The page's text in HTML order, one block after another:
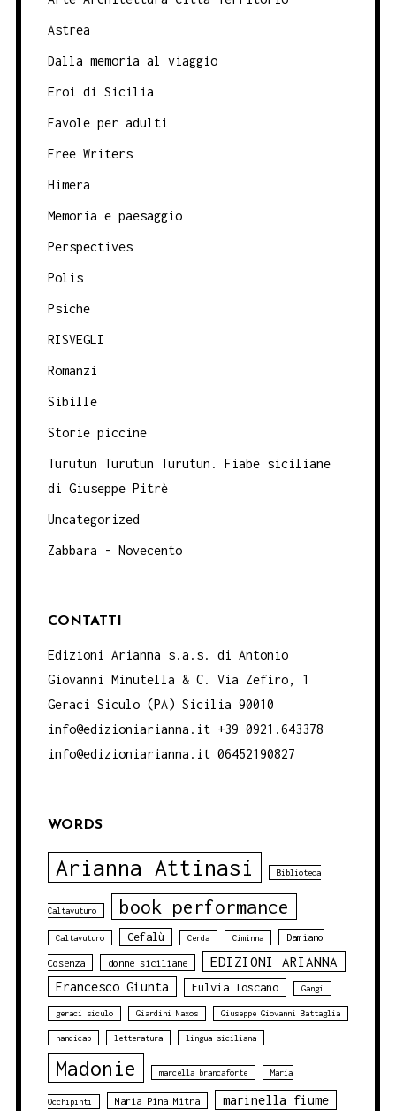
Astrea
Dalla memoria al viaggio
Eroi di Sicilia
Favole per adulti
Free Writers
Himera
Memoria e paesaggio
Perspectives
Polis
Psiche
RISVEGLI
Romanzi
Sibille
Storie piccine
Turutun Turutun Turutun. Fiabe siciliane
di Giuseppe Pitrè
Uncategorized
Zabbara - Novecento
CONTATTI
Edizioni Arianna s.a.s. di Antonio
Giovanni Minutella & C. Via Zefiro, 1
Geraci Siculo (PA) Sicilia 90010
info@edizioniarianna.it +39 0921.643378
info@edizioniarianna.it 06452190827
WORDS
Arianna Attinasi Biblioteca
Caltavuturo book performance
Caltavuturo Cefalù Cerda Ciminna Damiano
Cosenza donne siciliane EDIZIONI ARIANNA
Francesco Giunta Fulvia Toscano Gangi
geraci siculo Giardini Naxos Giuseppe Giovanni Battaglia
handicap letteratura lingua siciliana
Madonie marcella brancaforte Maria
Occhipinti Maria Pina Mitra marinella fiume